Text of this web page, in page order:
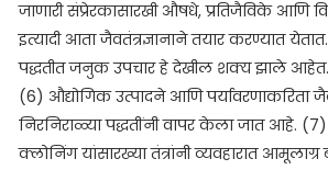
जाणारी संप्रेरकासारखी औषधे, प्रतिजैविके आणि
इत्यादी आता जैवतंत्रज्ञानाने तयार करण्यात
पद्धतीत जनुक उपचार हे देखील शक्य झाले आहेत.
(6) औद्योगिक उत्पादने आणि पर्यावरणाकरिता
निरनिराळ्या पद्धतींनी वापर केला जात आहे. (7)
क्लोनिंग यांसारख्या तंत्रांनी व्यवहारात